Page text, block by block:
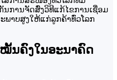
ນການຈັດສົ່ງວິທີແກ້ໄຂການເຊື່ອມ
ພາບສູງໃຫ້ແກ່ລູກຄ້າທົ່ວໂລກ
ນຄົງໃນອະນາຄົດ